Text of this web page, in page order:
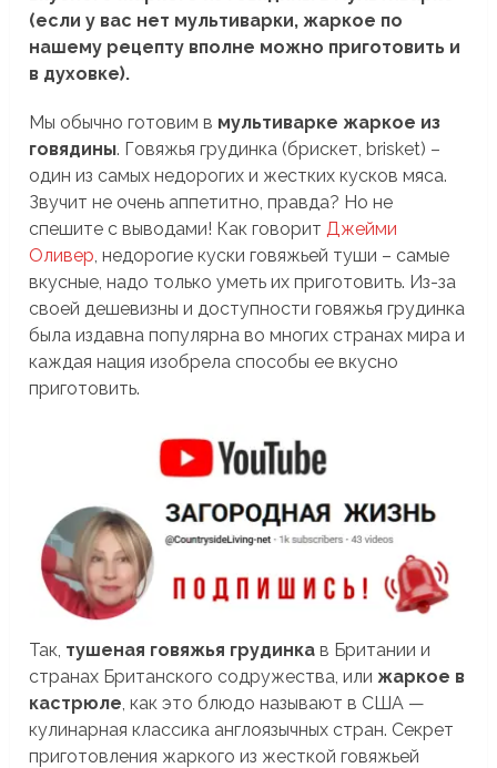
(если у вас нет мультиварки, жаркое по
нашему рецепту вполне можно приготовить и
в духовке).
Мы обычно готовим в мультиварке жаркое из
говядины. Говяжья грудинка (брискет, brisket) –
один из самых недорогих и жестких кусков мяса.
Звучит не очень аппетитно, правда? Но не
спешите с выводами! Как говоритДжейми
Оливер, недорогие куски говяжьей туши – самые
вкусные, надо только уметь их приготовить. Из-за
своей дешевизны и доступности говяжья грудинка
была издавна популярна во многих странах мира и
каждая нация изобрела способы ее вкусно
приготовить.
Так, тушеная говяжья грудинка в Британии и
странах Британского содружества, илижаркое в
кастрюле, как это блюдо называют в США —
кулинарная классика англоязычных стран. Секрет
приготовления жаркого из жесткой говяжьей